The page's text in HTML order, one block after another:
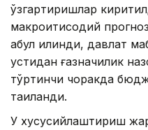
ўзгартиришлар
макроиқтисодий
қабул қилинди, давлат
устидан ғазначилик
тўртинчи чоракда
тақиқланди.
У хусусийлаштириш